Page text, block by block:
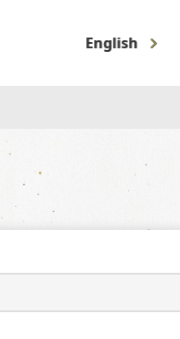
English